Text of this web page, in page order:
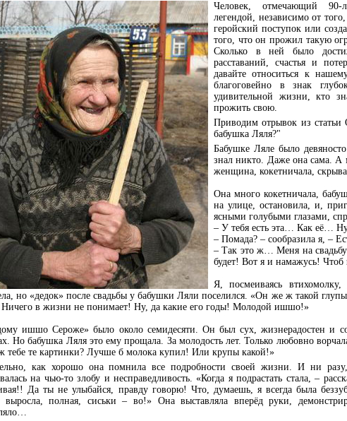
Человек, отмечающий 90-
легендой, независимо от
геройский поступок или
того, что он прожил такую
Сколько в ней было
расставаний, счастья и
давайте относиться к
благоговейно в знак
удивительной жизни, кто
прожить свою.
Приводим отрывок из статьи
бабушка Ляля?"
Бабушке Ляле было
знал никто. Даже она сама. А
женщина, кокетничала,
Она много кокетничала,
на улице, остановила, и,
ясными голубыми глазами,
– У тебя есть эта… Как её…
– Помада? – сообразила я, –
– Так это ж… Меня на
будет! Вот я и намажусь! Чтоб
Я, посмеиваясь
но «дедок» после свадьбы у бабушки Ляли поселился. «Он же ж такой
Ничего в жизни не понимает! Ну, да какие его годы! Молодой ишшо!»
ишшо Сероже» было около семидесяти. Он был сух, жизнерадостен и
Но бабушка Ляля это ему прощала. За молодость лет. Только любовно
тебе те картинки? Лучше б молока купил! Или крупы какой!»
как хорошо она помнила все подробности своей жизни. И ни
на чью-то злобу и несправедливость. «Когда я подрастать стала, –
Да ты не улыбайся, правду говорю! Что, думаешь, я всегда была
выросла, полная, сиськи – во!» Она выставляла вперёд руки,